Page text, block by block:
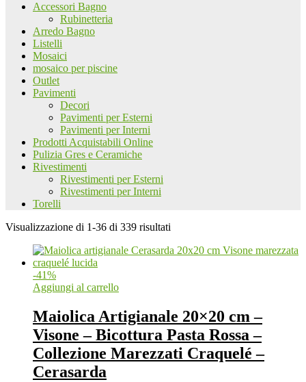
Accessori Bagno
Rubinetteria
Arredo Bagno
Listelli
Mosaici
mosaico per piscine
Outlet
Pavimenti
Decori
Pavimenti per Esterni
Pavimenti per Interni
Prodotti Acquistabili Online
Pulizia Gres e Ceramiche
Rivestimenti
Rivestimenti per Esterni
Rivestimenti per Interni
Torelli
Visualizzazione di 1-36 di 339 risultati
-41%
Aggiungi al carrello
Maiolica Artigianale 20×20 cm –
Visone – Bicottura Pasta Rossa –
Collezione Marezzati Craquelé –
Cerasarda